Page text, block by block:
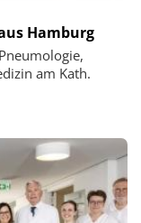
Hamburg
am Kath.